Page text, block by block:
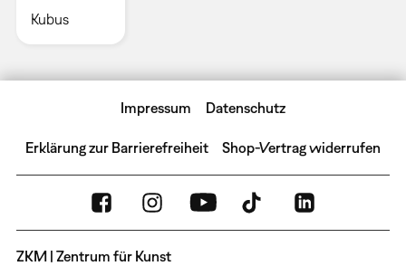
Kubus
Impressum Datenschutz
Erklärung zur Barrierefreiheit Shop-Vertrag widerrufen
ZKM | Zentrum für Kunst